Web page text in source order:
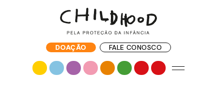
DOAÇÃO FALE CONOSCO